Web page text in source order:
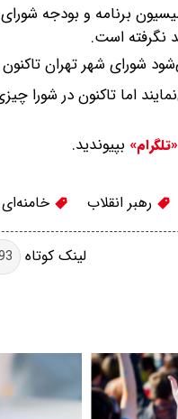
برنامه‌ و بودجه
نگرفته است.
شورای شهر تهران
اما تاکنون در شورا
«تلگرام» بپیوندید.
رهبر انقلاب خامنه‌ای
لینک کوتاه